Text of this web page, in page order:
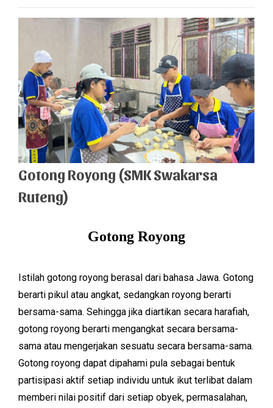
Gotong Royong (SMK Swakarsa
Ruteng)
Gotong Royong
Istilah gotong royong berasal dari bahasa Jawa. Gotong
berarti pikul atau angkat, sedangkan royong berarti
bersama-sama. Sehingga jika diartikan secara harafiah,
gotong royong berarti mengangkat secara bersama-
sama atau mengerjakan sesuatu secara bersama-sama.
Gotong royong dapat dipahami pula sebagai bentuk
partisipasi aktif setiap individu untuk ikut terlibat dalam
memberi nilai positif dari setiap obyek, permasalahan,